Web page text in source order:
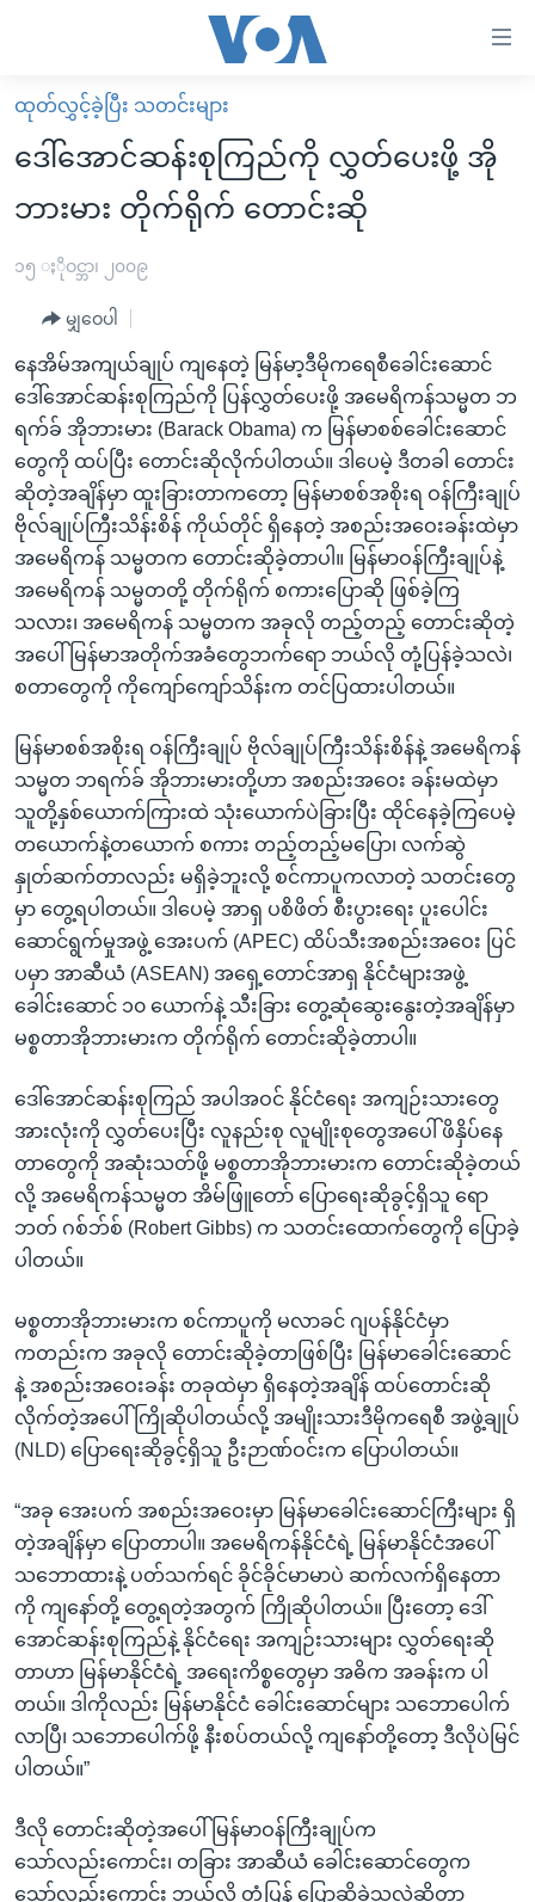
လွယ်ကူ
စေ
များ
အကြောင်းအရာ
ကျော်
ကြည့်
ပင်မ
စာမျက်နှာ
ရန်
ရှာဖွေ
နေရာ
ကျော်
ရန်
မူလစာမျက်နှာ
မြန်မာ
ကမ္ဘာ့သတင်းများ
နိုင်ငံတကာ
အစ္စရေး-ပါလက်စတိုင်း
ဗွီဒီယို
ရပ်ဝန်းတခု လမ်းတခု အလွန်
အင်္ဂလိပ်စာလေ့လာမယ်
အမေရိကန်သုံးအီဒီယံ
မကြေးမုံရဲ့ အင်္ဂလိပ်စာ
ရုပ်ရှင်ထဲက အင်္ဂလိပ်စာ
သုတပဒေသာ အင်္ဂလိပ်စာ
အပတ်စဉ်ကဏ္ဍများ
ရေဒီယို
တီဗွီ
ရေဒီယိုနှင့်ရုပ်သံ အချက်အလက်များ
ရေဒီယို/တီဗွီအစီအစဉ်
Learning English
ဗွီအိုအေ လူမှုကွန်ယက်များ
ဘာသာစကားများ
ထုတ်လွှင့်ခဲ့ပြီး သတင်းများ
ဒေါ်အောင်ဆန်းစုကြည်ကို လွှတ်ပေးဖို့ အို
ဘားမား တိုက်ရိုက် တောင်းဆို
၁၅ ႏိုဝင္ဘာ၊ ၂၀၀၉
မျှဝေပါ
နေအိမ်အကျယ်ချုပ် ကျနေတဲ့ မြန်မာ့ဒီမိုကရေစီခေါင်းဆောင်
ဒေါ်အောင်ဆန်းစုကြည်ကို ပြန်လွှတ်ပေးဖို့ အမေရိကန်သမ္မတ ဘ
ရက်ခ် အိုဘားမား (Barack Obama) က မြန်မာစစ်ခေါင်းဆောင်
တွေကို ထပ်ပြီး တောင်းဆိုလိုက်ပါတယ်။ ဒါပေမဲ့ ဒီတခါ တောင်း
ဆိုတဲ့အချိန်မှာ ထူးခြားတာကတော့ မြန်မာစစ်အစိုးရ ဝန်ကြီးချုပ်
ဗိုလ်ချုပ်ကြီးသိန်းစိန် ကိုယ်တိုင် ရှိနေတဲ့ အစည်းအဝေးခန်းထဲမှာ
အမေရိကန် သမ္မတက တောင်းဆိုခဲ့တာပါ။ မြန်မာဝန်ကြီးချုပ်နဲ့
အမေရိကန် သမ္မတတို့ တိုက်ရိုက် စကားပြောဆို ဖြစ်ခဲ့ကြ
သလား၊ အမေရိကန် သမ္မတက အခုလို တည့်တည့် တောင်းဆိုတဲ့
အပေါ် မြန်မာအတိုက်အခံတွေဘက်ရော ဘယ်လို တုံ့ပြန်ခဲ့သလဲ၊
စတာတွေကို ကိုကျော်ကျော်သိန်းက တင်ပြထားပါတယ်။
မြန်မာစစ်အစိုးရ ဝန်ကြီးချုပ် ဗိုလ်ချုပ်ကြီးသိန်းစိန်နဲ့ အမေရိကန်
သမ္မတ ဘရက်ခ် အိုဘားမားတို့ဟာ အစည်းအဝေး ခန်းမထဲမှာ
သူတို့နှစ်ယောက်ကြားထဲ သုံးယောက်ပဲခြားပြီး ထိုင်နေခဲ့ကြပေမဲ့
တယောက်နဲ့တယောက် စကား တည့်တည့်မပြော၊ လက်ဆွဲ
နှုတ်ဆက်တာလည်း မရှိခဲ့ဘူးလို့ စင်ကာပူကလာတဲ့ သတင်းတွေ
မှာ တွေ့ရပါတယ်။ ဒါပေမဲ့ အာရှ ပစိဖိတ် စီးပွားရေး ပူးပေါင်း
ဆောင်ရွက်မှုအဖွဲ့ အေးပက် (APEC) ထိပ်သီးအစည်းအဝေး ပြင်
ပမှာ အာဆီယံ (ASEAN) အရှေ့တောင်အာရှ နိုင်ငံများအဖွဲ့
ခေါင်းဆောင် ၁၀ ယောက်နဲ့ သီးခြား တွေ့ဆုံဆွေးနွေးတဲ့အချိန်မှာ
မစ္စတာအိုဘားမားက တိုက်ရိုက် တောင်းဆိုခဲ့တာပါ။
ဒေါ်အောင်ဆန်းစုကြည် အပါအဝင် နိုင်ငံရေး အကျဉ်းသားတွေ
အားလုံးကို လွှတ်ပေးပြီး လူနည်းစု လူမျိုးစုတွေအပေါ် ဖိနှိပ်နေ
တာတွေကို အဆုံးသတ်ဖို့ မစ္စတာအိုဘားမားက တောင်းဆိုခဲ့တယ်
လို့ အမေရိကန်သမ္မတ အိမ်ဖြူတော် ပြောရေးဆိုခွင့်ရှိသူ ရော
ဘတ် ဂစ်ဘ်စ် (Robert Gibbs) က သတင်းထောက်တွေကို ပြောခဲ့
ပါတယ်။
မစ္စတာအိုဘားမားက စင်ကာပူကို မလာခင် ဂျပန်နိုင်ငံမှာ
ကတည်းက အခုလို တောင်းဆိုခဲ့တာဖြစ်ပြီး မြန်မာခေါင်းဆောင်
နဲ့ အစည်းအဝေးခန်း တခုထဲမှာ ရှိနေတဲ့အချိန် ထပ်တောင်းဆို
လိုက်တဲ့အပေါ် ကြိုဆိုပါတယ်လို့ အမျိုးသားဒီမိုကရေစီ အဖွဲ့ချုပ်
(NLD) ပြောရေးဆိုခွင့်ရှိသူ ဦးဉာဏ်ဝင်းက ပြောပါတယ်။
“အခု အေးပက် အစည်းအဝေးမှာ မြန်မာခေါင်းဆောင်ကြီးများ ရှိ
တဲ့အချိန်မှာ ပြောတာပါ။ အမေရိကန်နိုင်ငံရဲ့ မြန်မာနိုင်ငံအပေါ်
သဘောထားနဲ့ ပတ်သက်ရင် ခိုင်ခိုင်မာမာပဲ ဆက်လက်ရှိနေတာ
ကို ကျနော်တို့ တွေ့ရတဲ့အတွက် ကြိုဆိုပါတယ်။ ပြီးတော့ ဒေါ်
အောင်ဆန်းစုကြည်နဲ့ နိုင်ငံရေး အကျဉ်းသားများ လွှတ်ရေးဆို
တာဟာ မြန်မာနိုင်ငံရဲ့ အရေးကိစ္စတွေမှာ အဓိက အခန်းက ပါ
တယ်။ ဒါကိုလည်း မြန်မာနိုင်ငံ ခေါင်းဆောင်များ သဘောပေါက်
လာပြီ၊ သဘောပေါက်ဖို့ နီးစပ်တယ်လို့ ကျနော်တို့တော့ ဒီလိုပဲမြင်
ပါတယ်။”
ဒီလို တောင်းဆိုတဲ့အပေါ် မြန်မာဝန်ကြီးချုပ်က
သော်လည်းကောင်း၊ တခြား အာဆီယံ ခေါင်းဆောင်တွေက
သော်လည်းကောင်း ဘယ်လို တုံ့ပြန် ပြောဆိုခဲ့သလဲဆိုတာ